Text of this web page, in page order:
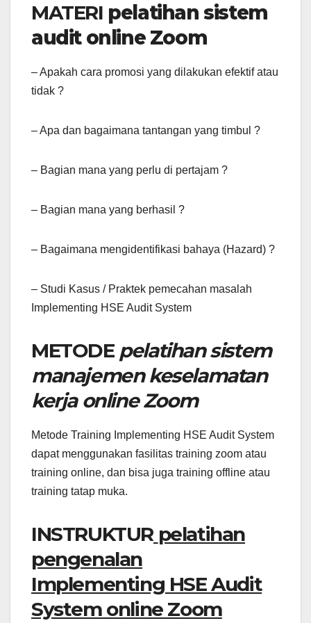
MATERI pelatihan sistem
audit online Zoom
– Apakah cara promosi yang dilakukan efektif atau
tidak ?
– Apa dan bagaimana tantangan yang timbul ?
– Bagian mana yang perlu di pertajam ?
– Bagian mana yang berhasil ?
– Bagaimana mengidentifikasi bahaya (Hazard) ?
– Studi Kasus / Praktek pemecahan masalah
Implementing HSE Audit System
METODE pelatihan sistem
manajemen keselamatan
kerja online Zoom
Metode Training Implementing HSE Audit System
dapat menggunakan fasilitas training zoom atau
training online, dan bisa juga training offline atau
training tatap muka.
INSTRUKTUR pelatihan
pengenalan
Implementing HSE Audit
System online Zoom